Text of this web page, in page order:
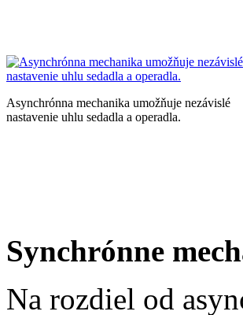
Asynchrónna mechanika umožňuje nezávislé
nastavenie uhlu sedadla a operadla.
Synchrónne
Na rozdiel od